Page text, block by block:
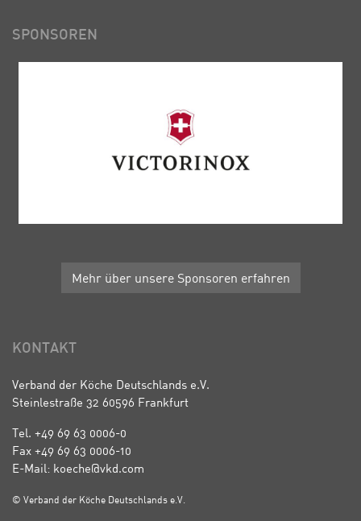
SPONSOREN
Mehr über unsere Sponsoren erfahren
KONTAKT
Verband der Köche Deutschlands e.V.
Steinlestraße 32 60596 Frankfurt
Tel. +49 69 63 0006-0
Fax +49 69 63 0006-10
E-Mail: koeche@vkd.com
© Verband der Köche Deutschlands e.V.